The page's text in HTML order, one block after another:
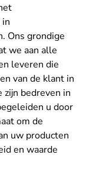
Ons grondige
we aan alle
leveren die
van de klant in
bedreven in
u door
om de
uw producten
en waarde